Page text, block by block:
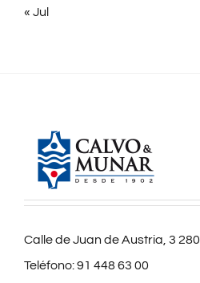
« Jul
Calle de Juan de Austria, 3
Teléfono:91 448 63 00